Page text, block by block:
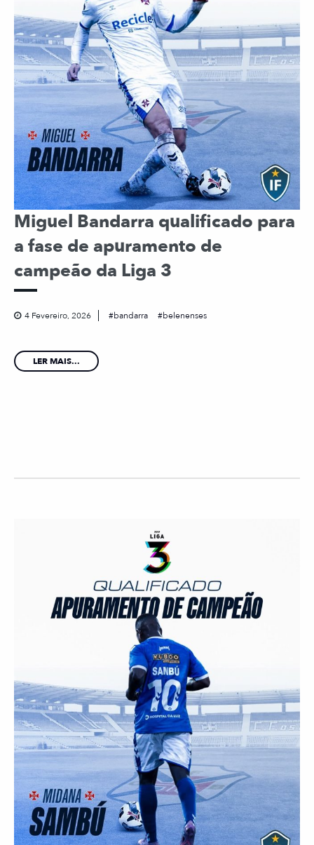
Miguel Bandarra qualificado para
a fase de apuramento de
campeão da Liga 3
4 Fevereiro, 2026 bandarra belenenses
LER MAIS...